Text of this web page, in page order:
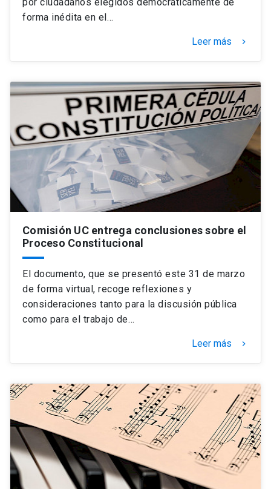
forma inédita en el…
Leer más keyboard_arrow_right
Comisión UC entrega conclusiones sobre el
Proceso Constitucional
El documento, que se presentó este 31 de marzo
de forma virtual, recoge reflexiones y
consideraciones tanto para la discusión pública
como para el trabajo de…
Leer más keyboard_arrow_right